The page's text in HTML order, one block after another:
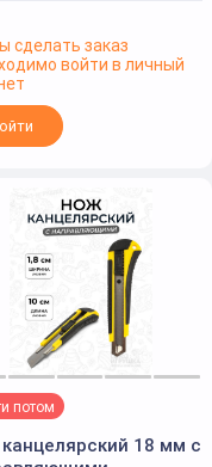
сделать заказ
войти в личный
потом
18 мм с